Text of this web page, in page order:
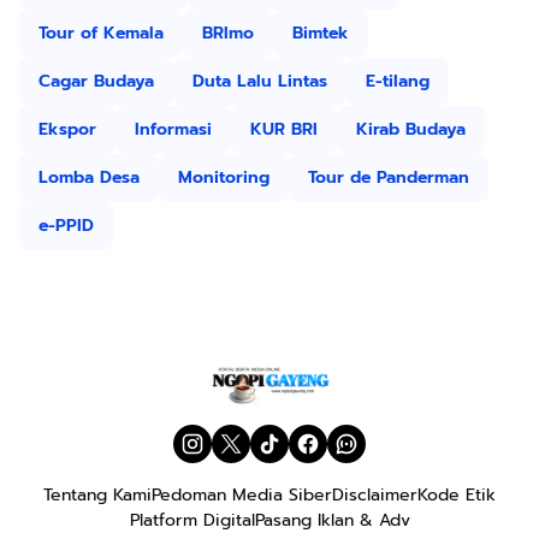
Tour of Kemala
BRImo
Bimtek
Cagar Budaya
Duta Lalu Lintas
E-tilang
Ekspor
Informasi KUR BRI
Kirab Budaya
Lomba Desa
Monitoring
Tour de Panderman
e-PPID
Tentang KamiPedoman Media SiberDisclaimerKode Etik
Platform DigitalPasang Iklan & Adv